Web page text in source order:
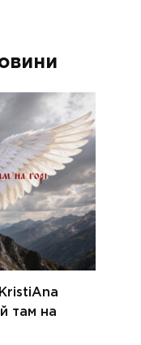
там на